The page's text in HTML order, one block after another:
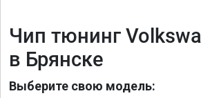
Чип тюнинг
в Брянске
Выберите свою модель: